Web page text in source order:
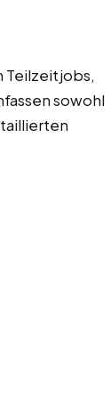
Teilzeitjobs,
sowohl